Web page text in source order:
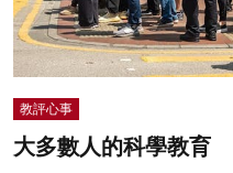
教評心事
大多數人的科學教育